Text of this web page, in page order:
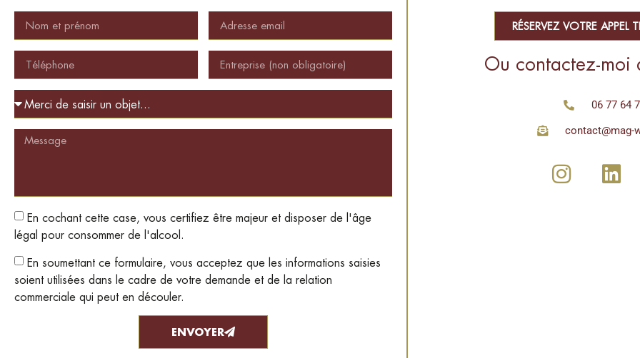
En cochant cette case, vous certifiez être majeur et disposer de l'âge
légal pour consommer de l'alcool.
En soumettant ce formulaire, vous acceptez que les informations saisies
soient utilisées dans le cadre de votre demande et de la relation
commerciale qui peut en découler.
ENVOYER
RÉSERVEZ VOTRE APPEL
Ou contactez-moi
06 77 64
contact@mag-